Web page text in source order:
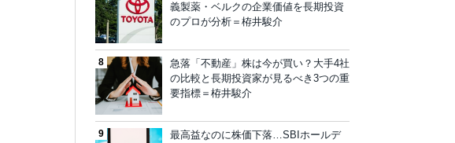
義製薬・ベルクの企業価値を長期投資
のプロが分析＝栫井駿介
急落「不動産」株は今が買い？大手4社
の比較と長期投資家が見るべき3つの重
要指標＝栫井駿介
最高益なのに株価下落…SBIホールデ